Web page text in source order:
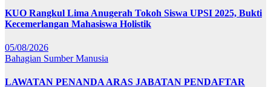
KUO Rangkul Lima Anugerah Tokoh Siswa UPSI 2025, Bukti
Kecemerlangan Mahasiswa Holistik
05/08/2026
Bahagian Sumber Manusia
LAWATAN PENANDA ARAS JABATAN PENDAFTAR